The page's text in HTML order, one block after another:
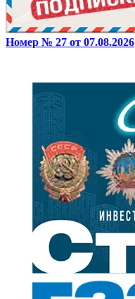
Номер № 27 от 07.08.2026